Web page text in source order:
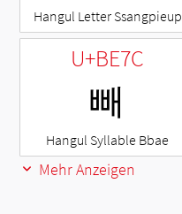
Hangul Letter Ssangpieup
U+BE7C
빼
Hangul Syllable Bbae
Mehr Anzeigen